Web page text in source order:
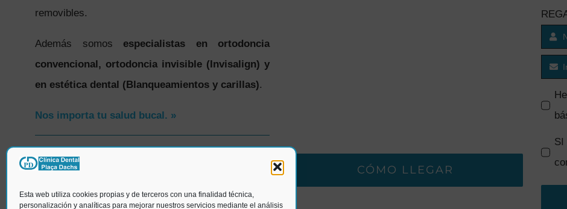
Esta web utiliza cookies propias y de terceros con una finalidad técnica,
personalización y analíticas para mejorar nuestros servicios mediante el análisis
removibles.
Además somos especialistas en ortodoncia
convencional, ortodoncia invisible (Invisalign) y
en estética dental (Blanqueamientos y carillas).
Nos importa tu salud bucal. »
SÍGUENOS CÓMO LLEGAR
SI